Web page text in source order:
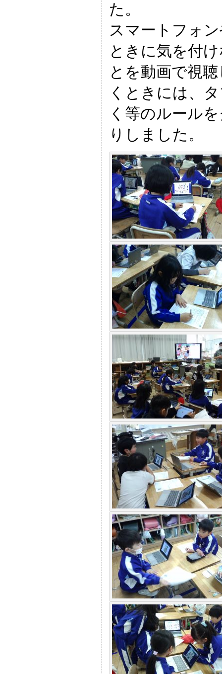
た。
スマートフォ
ときに気を付
とを動画で視
くときには、
く等のルール
りしました。